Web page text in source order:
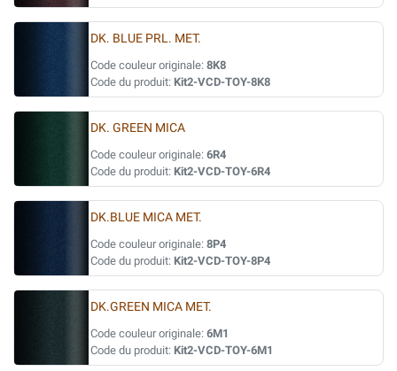
DK. BLUE PRL. MET.
Code couleur originale: 8K8
Code du produit: Kit2-VCD-TOY-8K8
DK. GREEN MICA
Code couleur originale: 6R4
Code du produit: Kit2-VCD-TOY-6R4
DK.BLUE MICA MET.
Code couleur originale: 8P4
Code du produit: Kit2-VCD-TOY-8P4
DK.GREEN MICA MET.
Code couleur originale: 6M1
Code du produit: Kit2-VCD-TOY-6M1